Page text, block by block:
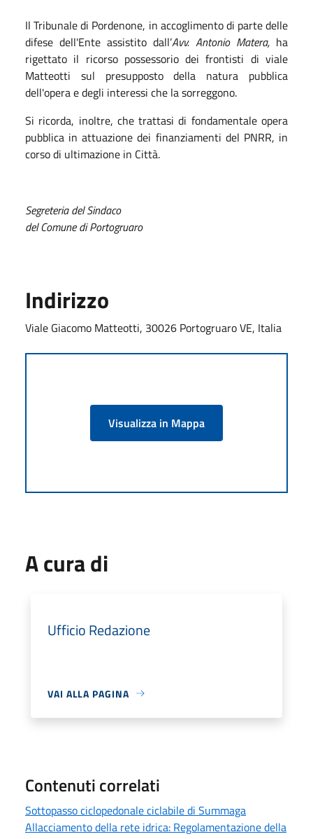
Il Tribunale di Pordenone, in accoglimento di parte delle
difese dell'Ente assistito dall’Avv. Antonio Matera, ha
rigettato il ricorso possessorio dei frontisti di viale
Matteotti sul presupposto della natura pubblica
dell'opera e degli interessi che la sorreggono.
Si ricorda, inoltre, che trattasi di fondamentale opera
pubblica in attuazione dei finanziamenti del PNRR, in
corso di ultimazione in Città. ‎
Segreteria del Sindaco
del Comune di Portogruaro
Indirizzo
Viale Giacomo Matteotti, 30026 Portogruaro VE, Italia
Visualizza in Mappa
A cura di
Ufficio Redazione
VAI ALLA PAGINA
Contenuti correlati
Sottopasso ciclopedonale ciclabile di Summaga
Allacciamento della rete idrica: Regolamentazione della